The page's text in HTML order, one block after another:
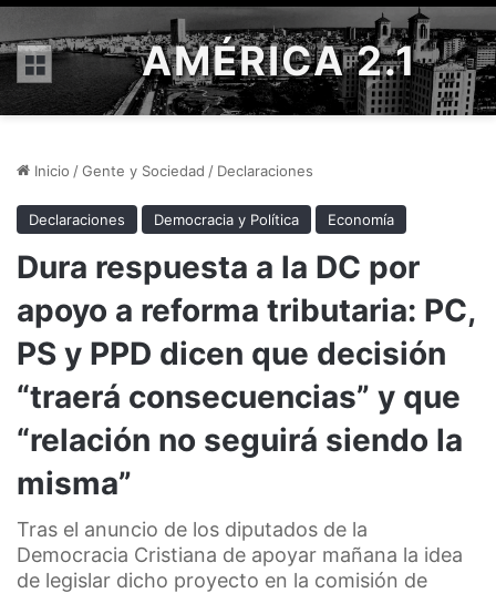
Menú AMÉRICA 2.1
Inicio /Gente y Sociedad / Declaraciones
Declaraciones Democracia y Política Economía
Dura respuesta a la DC por
apoyo a reforma tributaria: PC,
PS y PPD dicen que decisión
“traerá consecuencias” y que
“relación no seguirá siendo la
misma”
Tras el anuncio de los diputados de la
Democracia Cristiana de apoyar mañana la idea
de legislar dicho proyecto en la comisión de